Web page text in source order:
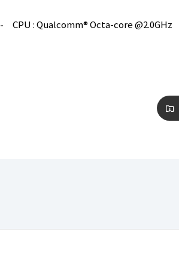
CPU : Qualcomm® Octa-core @2.0GHz